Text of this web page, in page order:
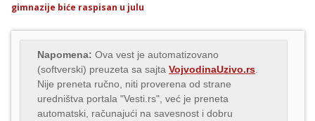
gimnazije biće raspisan u julu
Napomena: Ova vest je automatizovano
(softverski) preuzeta sa sajta VojvodinaUzivo.rs
Nije preneta ručno, niti proverena od strane
uredništva portala "Vesti.rs", već je preneta
automatski, računajući na savesnost i dobru